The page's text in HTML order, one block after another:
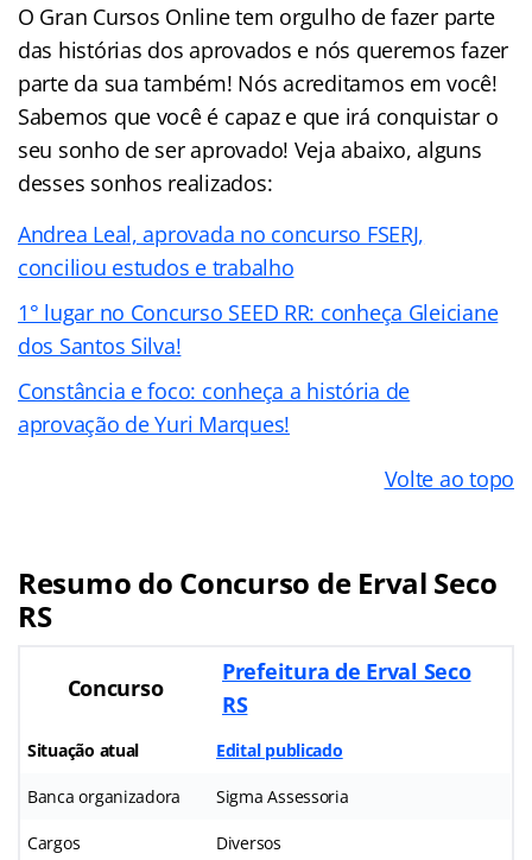
O Gran Cursos Online tem orgulho de fazer parte
das histórias dos aprovados e nós queremos fazer
parte da sua também! Nós acreditamos em você!
Sabemos que você é capaz e que irá conquistar o
seu sonho de ser aprovado! Veja abaixo, alguns
desses sonhos realizados:
Andrea Leal, aprovada no concurso FSERJ,
conciliou estudos e trabalho
1° lugar no Concurso SEED RR: conheça Gleiciane
dos Santos Silva!
Constância e foco: conheça a história de
aprovação de Yuri Marques!
Volte ao topo
Resumo do Concurso de Erval Seco
RS
Concurso
Prefeitura de Erval Seco
RS
Situação atual Edital publicado
Banca organizadora Sigma Assessoria
Cargos Diversos